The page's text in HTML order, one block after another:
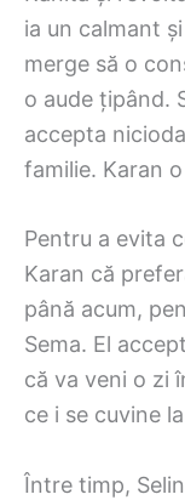
ia un calmant
merge să o
o aude țipând.
accepta
familie. Karan
Pentru a evita
Karan că
până acum,
Sema. El
că va veni o zi
ce i se cuvine
Între timp,